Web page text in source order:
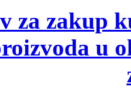
za zakup
u